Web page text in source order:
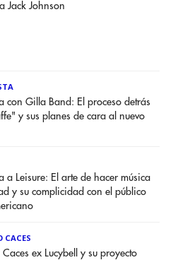
Jack Johnson
con Gilla Band: El proceso detrás
y sus planes de cara al nuevo
a Leisure: El arte de hacer música
y su complicidad con el público
CACES
Caces ex Lucybell y su proyecto